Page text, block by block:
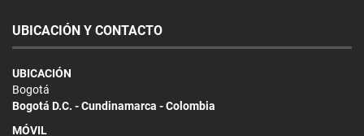
UBICACIÓN Y CONTACTO
UBICACIÓN
Bogotá
Bogotá D.C. - Cundinamarca - Colombia
MÓVIL